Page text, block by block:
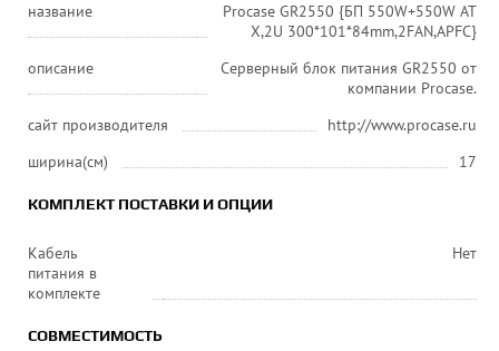
название
Procase GR2550 {БП 550W+550W AT
X,2U 300*101*84mm,2FAN,APFC}
описание
Серверный блок питания GR2550 от
компании Procase.
сайт производителя
http://www.procase.ru
ширина(см)
17
КОМПЛЕКТ ПОСТАВКИ И ОПЦИИ
Кабель
питания в
комплекте
Нет
СОВМЕСТИМОСТЬ